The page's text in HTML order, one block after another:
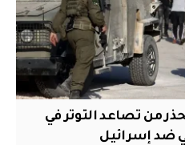
من تصاعد التوتر في
ضد إسرائيل